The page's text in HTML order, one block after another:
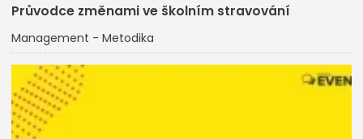
Průvodce změnami ve školním stravování
Management - Metodika